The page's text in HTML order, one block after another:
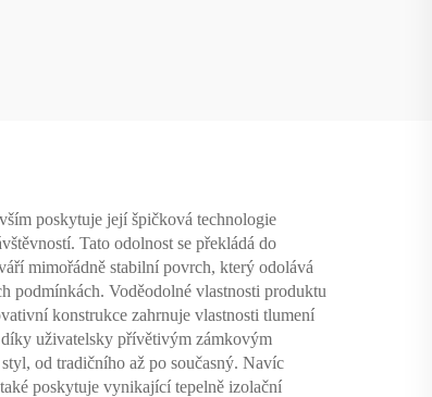
poskytuje její špičková technologie
Tato odolnost se překládá do
mimořádně stabilní povrch, který odolává
podmínkách. Voděodolné vlastnosti produktu
konstrukce zahrnuje vlastnosti tlumení
uživatelsky přívětivým zámkovým
od tradičního až po současný. Navíc
poskytuje vynikající tepelně izolační